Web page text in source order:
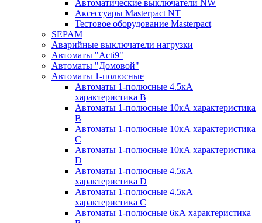
Автоматические выключатели NW
Аксессуары Masterpact NT
Тестовое оборудование Masterpact
SEPAM
Аварийные выключатели нагрузки
Автоматы "Acti9"
Автоматы "Домовой"
Автоматы 1-полюсные
Автоматы 1-полюсные 4.5кА
характеристика В
Автоматы 1-полюсные 10кА характеристика
B
Автоматы 1-полюсные 10кА характеристика
C
Автоматы 1-полюсные 10кА характеристика
D
Автоматы 1-полюсные 4.5кА
характеристика D
Автоматы 1-полюсные 4.5кА
характеристика С
Автоматы 1-полюсные 6кА характеристика